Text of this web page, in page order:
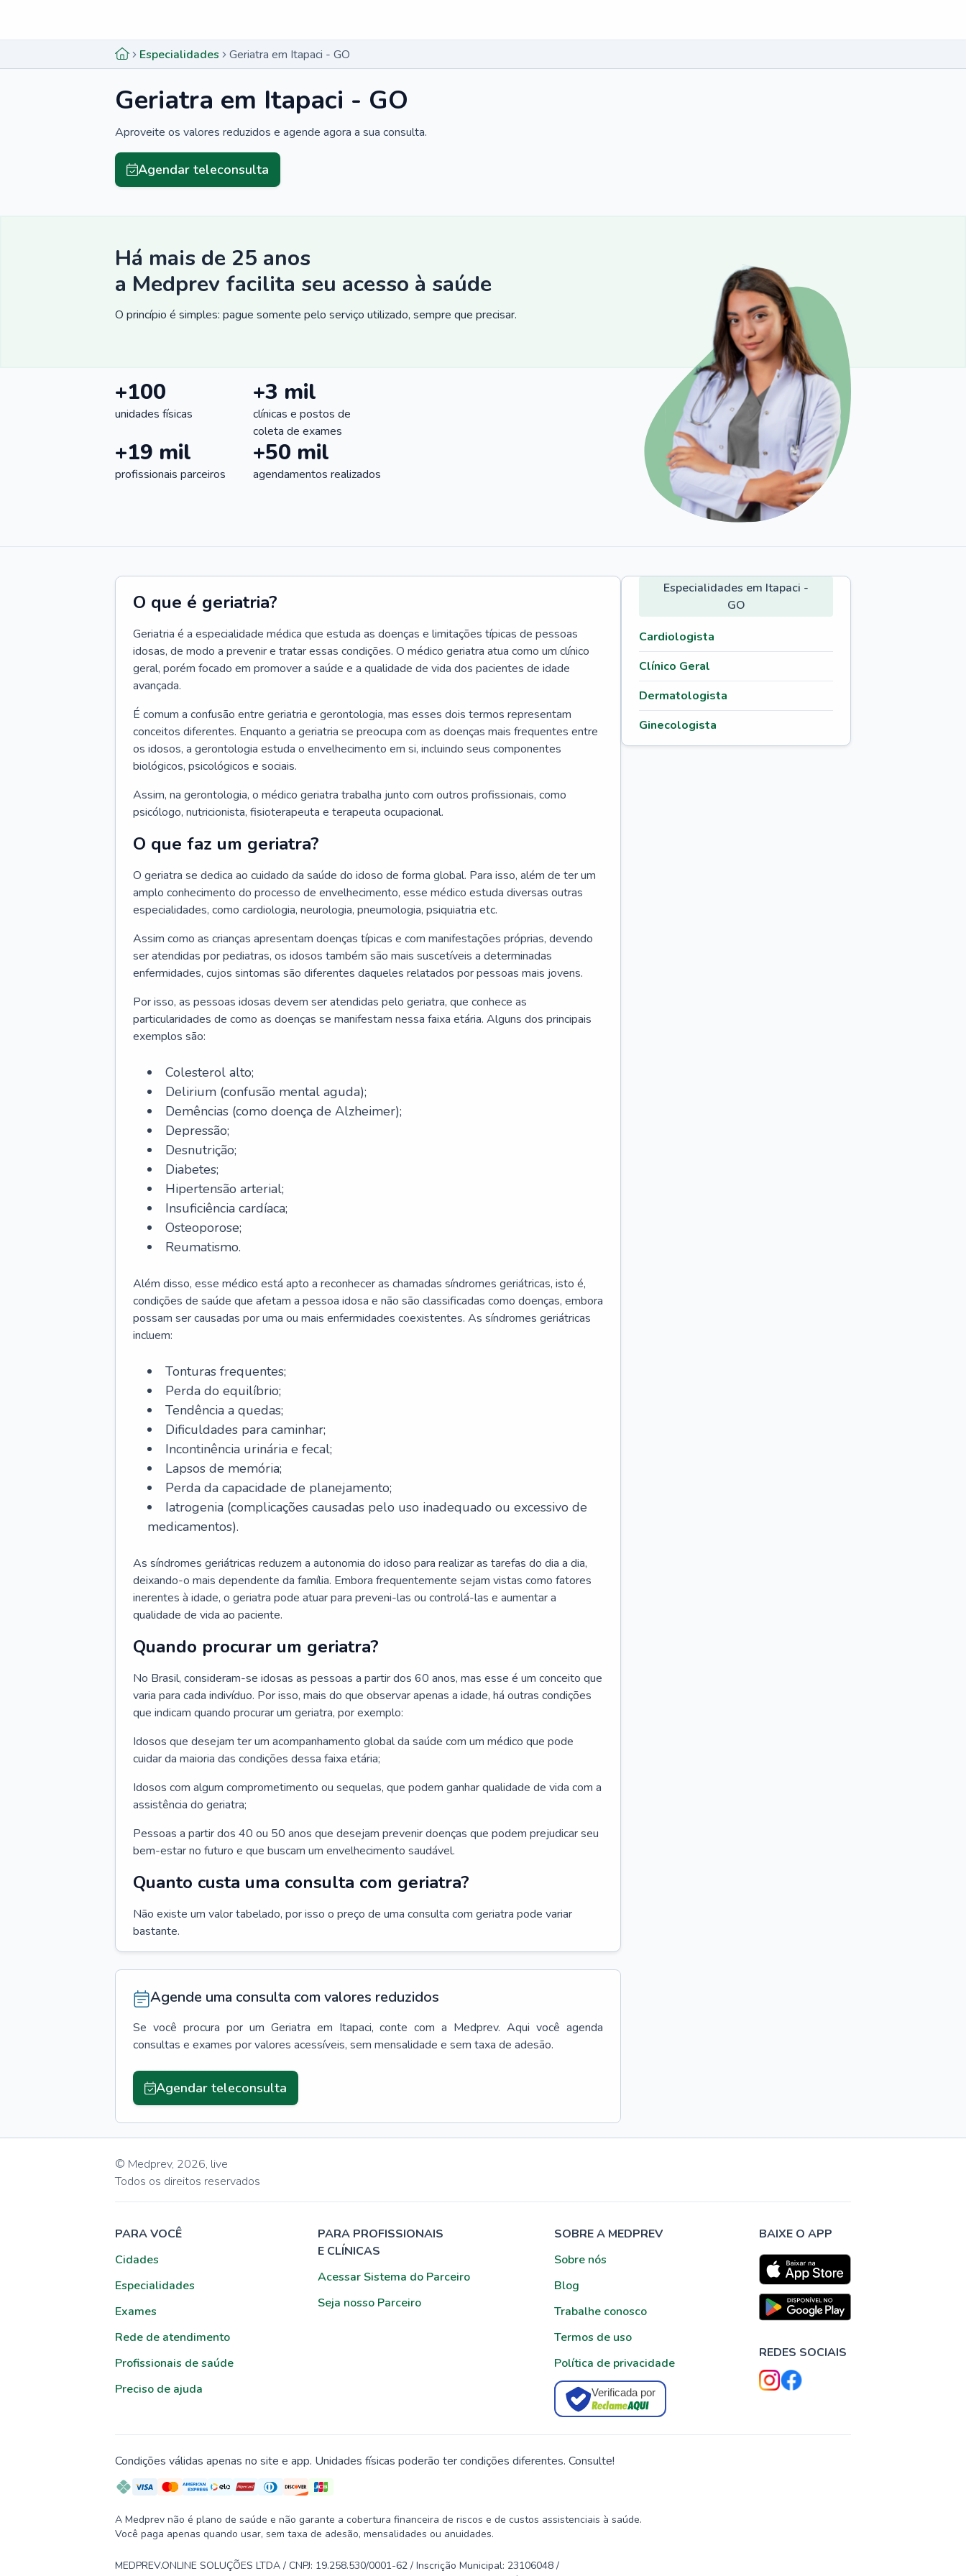
Especialidades Geriatra em Itapaci - GO
Geriatra em Itapaci - GO
Aproveite os valores reduzidos e agende agora a sua consulta.
Agendar teleconsulta
Há mais de 25 anos
a Medprev facilita seu acesso à saúde
O princípio é simples: pague somente pelo serviço utilizado, sempre que precisar.
+100
unidades físicas
+3 mil
clínicas e postos de
coleta de exames
+19 mil
profissionais parceiros
+50 mil
agendamentos realizados
O que é geriatria?
Geriatria é a especialidade médica que estuda as doenças e limitações típicas de pessoas
idosas, de modo a prevenir e tratar essas condições. O médico geriatra atua como um clínico
geral, porém focado em promover a saúde e a qualidade de vida dos pacientes de idade
avançada.
É comum a confusão entre geriatria e gerontologia, mas esses dois termos representam
conceitos diferentes. Enquanto a geriatria se preocupa com as doenças mais frequentes entre
os idosos, a gerontologia estuda o envelhecimento em si, incluindo seus componentes
biológicos, psicológicos e sociais.
Assim, na gerontologia, o médico geriatra trabalha junto com outros profissionais, como
psicólogo, nutricionista, fisioterapeuta e terapeuta ocupacional.
O que faz um geriatra?
O geriatra se dedica ao cuidado da saúde do idoso de forma global. Para isso, além de ter um
amplo conhecimento do processo de envelhecimento, esse médico estuda diversas outras
especialidades, como cardiologia, neurologia, pneumologia, psiquiatria etc.
Assim como as crianças apresentam doenças típicas e com manifestações próprias, devendo
ser atendidas por pediatras, os idosos também são mais suscetíveis a determinadas
enfermidades, cujos sintomas são diferentes daqueles relatados por pessoas mais jovens.
Por isso, as pessoas idosas devem ser atendidas pelo geriatra, que conhece as
particularidades de como as doenças se manifestam nessa faixa etária. Alguns dos principais
exemplos são:
Colesterol alto;
Delirium (confusão mental aguda);
Demências (como doença de Alzheimer);
Depressão;
Desnutrição;
Diabetes;
Hipertensão arterial;
Insuficiência cardíaca;
Osteoporose;
Reumatismo.
Além disso, esse médico está apto a reconhecer as chamadas síndromes geriátricas, isto é,
condições de saúde que afetam a pessoa idosa e não são classificadas como doenças, embora
possam ser causadas por uma ou mais enfermidades coexistentes. As síndromes geriátricas
incluem:
Tonturas frequentes;
Perda do equilíbrio;
Tendência a quedas;
Dificuldades para caminhar;
Incontinência urinária e fecal;
Lapsos de memória;
Perda da capacidade de planejamento;
Iatrogenia (complicações causadas pelo uso inadequado ou excessivo de
medicamentos).
As síndromes geriátricas reduzem a autonomia do idoso para realizar as tarefas do dia a dia,
deixando-o mais dependente da família. Embora frequentemente sejam vistas como fatores
inerentes à idade, o geriatra pode atuar para preveni-las ou controlá-las e aumentar a
qualidade de vida ao paciente.
Quando procurar um geriatra?
No Brasil, consideram-se idosas as pessoas a partir dos 60 anos, mas esse é um conceito que
varia para cada indivíduo. Por isso, mais do que observar apenas a idade, há outras condições
que indicam quando procurar um geriatra, por exemplo:
Idosos que desejam ter um acompanhamento global da saúde com um médico que pode
cuidar da maioria das condições dessa faixa etária;
Idosos com algum comprometimento ou sequelas, que podem ganhar qualidade de vida com a
assistência do geriatra;
Pessoas a partir dos 40 ou 50 anos que desejam prevenir doenças que podem prejudicar seu
bem-estar no futuro e que buscam um envelhecimento saudável.
Quanto custa uma consulta com geriatra?
Não existe um valor tabelado, por isso o preço de uma consulta com geriatra pode variar
bastante.
Agende uma consulta com valores reduzidos
Se você procura por um Geriatra em Itapaci, conte com a Medprev. Aqui você agenda
consultas e exames por valores acessíveis, sem mensalidade e sem taxa de adesão.
Agendar teleconsulta
Especialidades em Itapaci -
GO
Cardiologista
Clínico Geral
Dermatologista
Ginecologista
© Medprev, 2026, live
Todos os direitos reservados
PARA VOCÊ
Cidades
Especialidades
Exames
Rede de atendimento
Profissionais de saúde
Preciso de ajuda
PARA PROFISSIONAIS
E CLÍNICAS
Acessar Sistema do Parceiro
Seja nosso Parceiro
SOBRE A MEDPREV
Sobre nós
Blog
Trabalhe conosco
Termos de uso
Política de privacidade
Verificada por
BAIXE O APP
REDES SOCIAIS
Condições válidas apenas no site e app. Unidades físicas poderão ter condições diferentes. Consulte!
A Medprev não é plano de saúde e não garante a cobertura financeira de riscos e de custos assistenciais à saúde.
Você paga apenas quando usar, sem taxa de adesão, mensalidades ou anuidades.
MEDPREV.ONLINE SOLUÇÕES LTDA / CNPJ: 19.258.530/0001-62 / Inscrição Municipal: 23106048 /